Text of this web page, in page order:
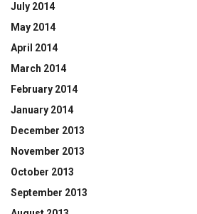
July 2014
May 2014
April 2014
March 2014
February 2014
January 2014
December 2013
November 2013
October 2013
September 2013